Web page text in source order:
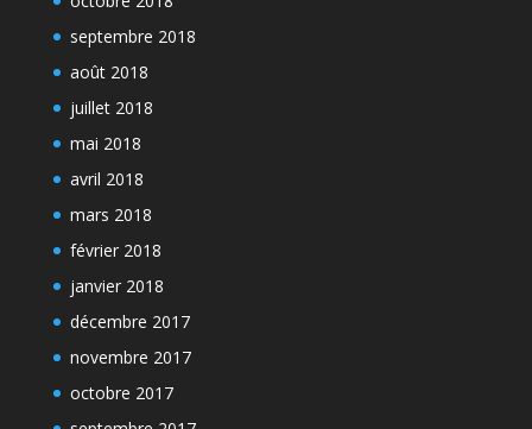
septembre 2018
août 2018
juillet 2018
mai 2018
avril 2018
mars 2018
février 2018
janvier 2018
décembre 2017
novembre 2017
octobre 2017